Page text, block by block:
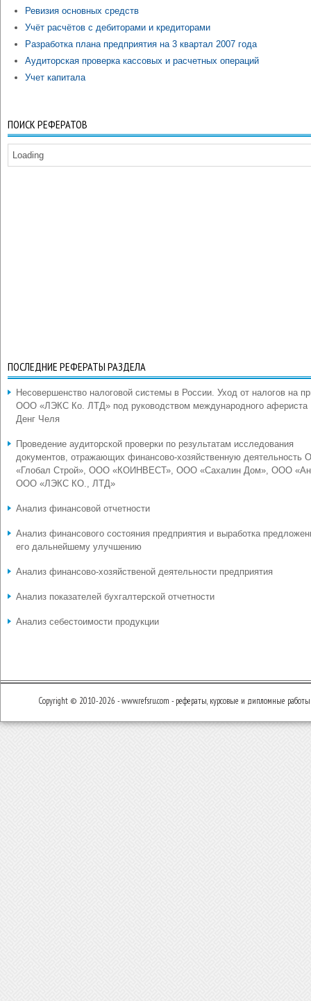
Ревизия основных средств
Учёт расчётов с дебиторами и кредиторами
Разработка плана предприятия на 3 квартал 2007 года
Аудиторская проверка кассовых и расчетных операций
Учет капитала
ПОИСК РЕФЕРАТОВ
Loading
ПОСЛЕДНИЕ РЕФЕРАТЫ РАЗДЕЛА
Несовершенство налоговой системы в России. Уход от налогов на
ООО «ЛЭКС Ко. ЛТД» под руководством международного
Денг Челя
Проведение аудиторской проверки по результатам исследования
документов, отражающих финансово-хозяйственную деятельность
«Глобал Строй», ООО «КОИНВЕСТ», ООО «Сахалин Дом», ООО
ООО «ЛЭКС КО., ЛТД»
Анализ финансовой отчетности
Анализ финансового состояния предприятия и выработка
его дальнейшему улучшению
Анализ финансово-хозяйственой деятельности предприятия
Анализ показателей бухгалтерской отчетности
Анализ себестоимости продукции
Copyright © 2010-2026 - www.refsru.com - рефераты, курсовые и дипломные работы